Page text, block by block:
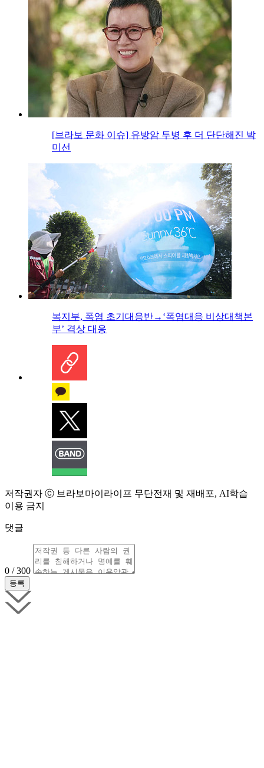
[브라보 문화 이슈] 유방암 투병 후 더 단단해진 박
미선
복지부, 폭염 초기대응반→‘폭염대응 비상대책본
부’ 격상 대응
저작권자 ⓒ 브라보마이라이프 무단전재 및 재배포, AI학습
이용 금지
댓글
0 / 300